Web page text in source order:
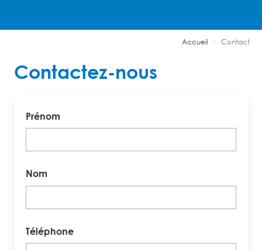
Accueil Contact
Contactez-nous
Prénom
Nom
Téléphone